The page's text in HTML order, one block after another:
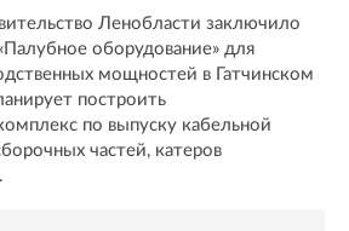
Ленобласти заключило
оборудование» для
мощностей в Гатчинском
построить
по выпуску кабельной
частей, катеров